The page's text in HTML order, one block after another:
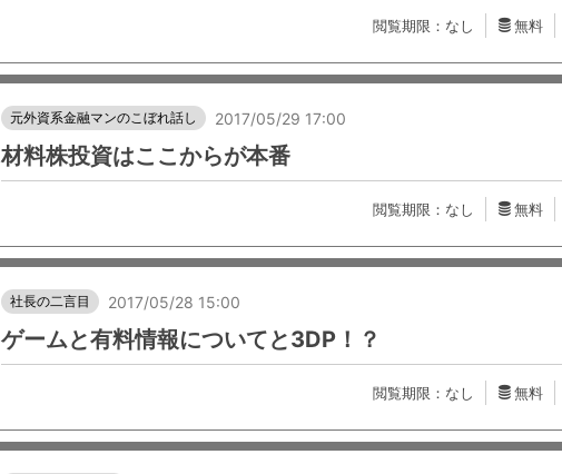
無料
閲覧期限：なし
元外資系金融マンのこぼれ話し 2017/05/29 17:00
材料株投資はここからが本番
無料
閲覧期限：なし
社長の二言目 2017/05/28 15:00
ゲームと有料情報についてと3DP！？
無料
閲覧期限：なし